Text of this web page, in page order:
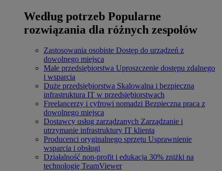
Według potrzeb Popularne
rozwiązania dla różnych zespołów
Zastosowania osobiste Dostęp do urządzeń z
dowolnego miejsca
Małe przedsiębiorstwa Uproszczenie dostępu zdalnego
i wsparcia
Duże przedsiębiorstwa Skalowalna i bezpieczna
infrastruktura IT w przedsiębiorstwach
Freelancerzy i cyfrowi nomadzi Bezpieczna praca z
dowolnego miejsca
Dostawcy usług zarządzanych Zarządzanie i
utrzymanie infrastruktury IT klienta
Producenci oryginalnego sprzętu Usprawnienie
wsparcia i obsługi
Działalność non-profit i edukacja 30% zniżki na
technologię TeamViewer